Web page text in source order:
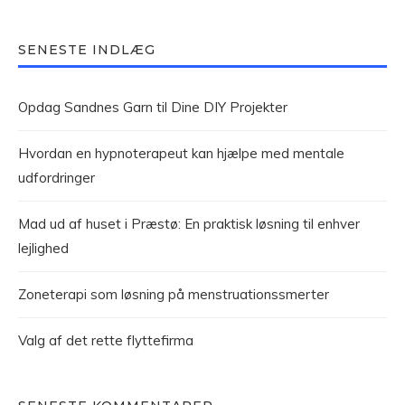
SENESTE INDLÆG
Opdag Sandnes Garn til Dine DIY Projekter
Hvordan en hypnoterapeut kan hjælpe med mentale
udfordringer
Mad ud af huset i Præstø: En praktisk løsning til enhver
lejlighed
Zoneterapi som løsning på menstruationssmerter
Valg af det rette flyttefirma